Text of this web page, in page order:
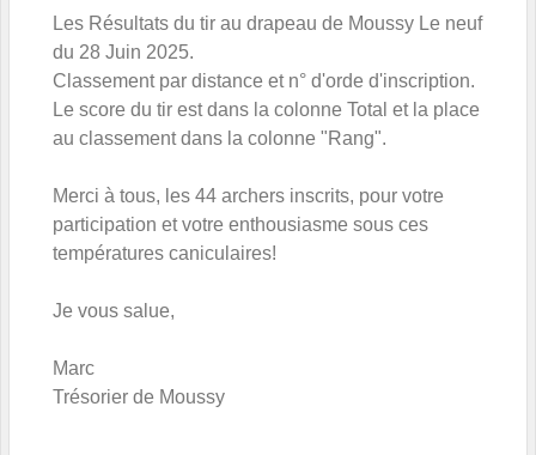
Les Résultats du tir au drapeau de Moussy Le neuf
du 28 Juin 2025.
Classement par distance et n° d'orde d'inscription.
Le score du tir est dans la colonne Total et la place
au classement dans la colonne "Rang".
Merci à tous, les 44 archers inscrits, pour votre
participation et votre enthousiasme sous ces
températures caniculaires!
Je vous salue,
Marc
Trésorier de Moussy